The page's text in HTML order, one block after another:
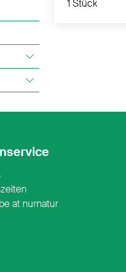
1 Stück
at nurnatur